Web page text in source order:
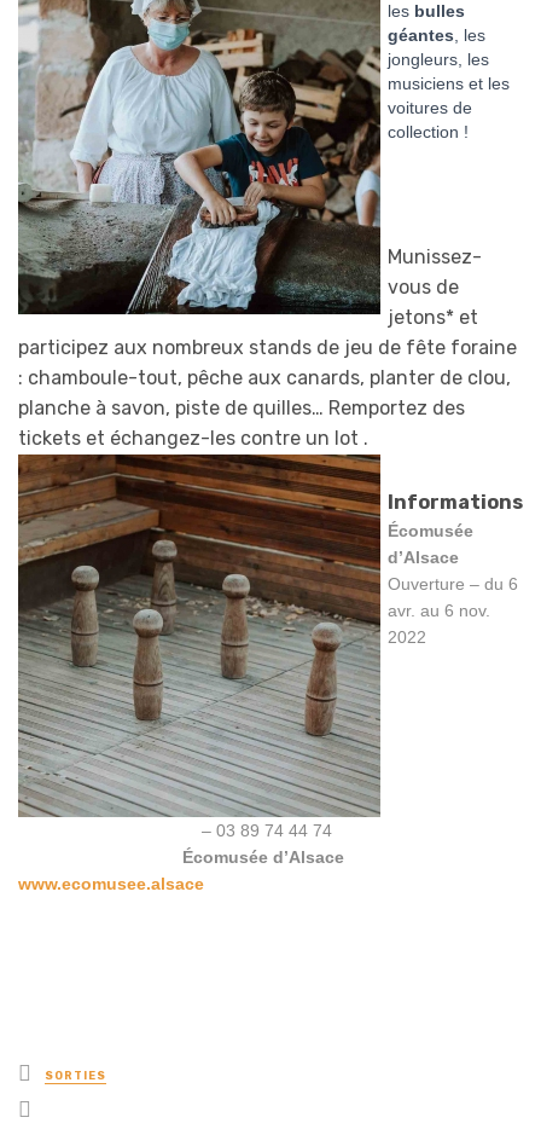
les bulles
géantes, les
jongleurs, les
musiciens et les
voitures de
collection !
Munissez-
vous de
jetons* et
participez aux nombreux stands de jeu de fête foraine
: chamboule-tout, pêche aux canards, planter de clou,
planche à savon, piste de quilles… Remportez des
tickets et échangez-les contre un l ot .
Informations
Écomusée
d’Alsace
Ouverture – du 6
avr. au 6 nov.
2022
– 03 89 74 44 74
Écomusée d’Alsace
www.ecomusee.alsace
Posted
in
SORTIES